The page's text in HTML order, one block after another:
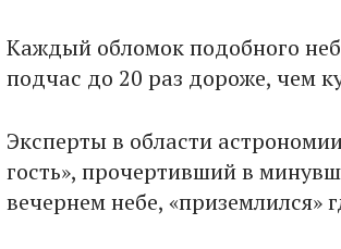
Каждый обломок подобного
подчас до 20 раз дороже, чем
Эксперты в области
гость», прочертивший в
вечернем небе, «приземлился»